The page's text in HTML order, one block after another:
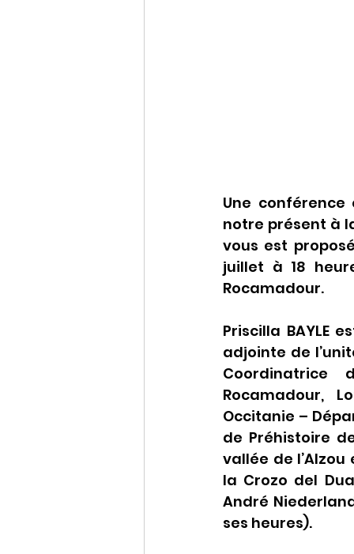
Une
notre présent à
vous est
juillet à 18
Rocamadour.
Priscilla BAYLE
adjointe de
Coordinatrice
Rocamadour,
Occitanie –
de Préhistoire
vallée de
la Crozo del
André
ses heures).